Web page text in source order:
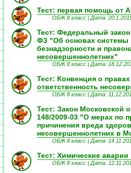
Тест: первая помощь от
ОБЖ 8 класс | Дата:
Тест: Федеральный
ФЗ "Об основах системы
безнадзорности и
несовершеннолетних"
ОБЖ 8 класс | Дата:
Тест: Конвенция о
ответственность
ОБЖ 8 класс | Дата:
Тест: Закон Московской
148/2009-03 "О мерах по
причинения вреда
несовершеннолетних в
ОБЖ 8 класс | Дата:
Тест: Химические аварии
ОБЖ 8 класс | Дата: